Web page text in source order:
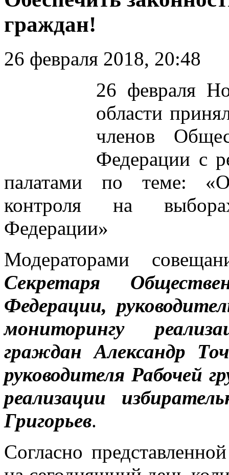
граждан!
26 февраля 2018, 20:48
26 февраля
области
членов
Федерации с
палатами по теме:
контроля на
Федерации»
Модераторами
Секретаря
Федерации,
мониторингу
граждан Александр
руководителя Рабочей
реализации
Григорьев.
Согласно